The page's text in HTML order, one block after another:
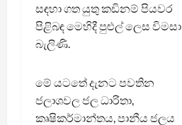
සඳහා ගත යුතු කඩිනම් පියවර
පිළිබඳ මෙහිදී පුළුල් ලෙස විමසා
බැලිණි.
මේ යටතේ දැනට පවතින
ජලාශවල ජල ධාරිතා,
කෘෂිකර්මාන්තය, පානීය ජලය